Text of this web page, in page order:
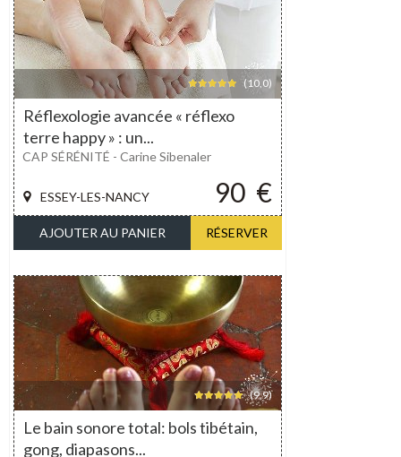
(10,0)
Réflexologie avancée « réflexo
terre happy » : un...
90 €
ESSEY-LES-NANCY
CAP SÉRÉNITÉ - Carine Sibenaler
AJOUTER AU PANIER RÉSERVER
(9,9)
Le bain sonore total: bols tibétain,
gong, diapasons...